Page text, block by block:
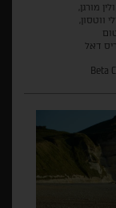
מורגן,
ווטסון,
דאל
Beta